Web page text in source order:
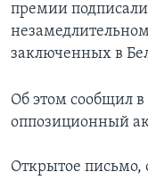
премии
заключенных в
Об этом сообщил в
оппозиционный
Открытое письмо,